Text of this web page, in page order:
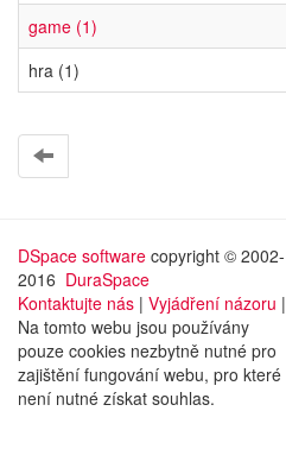
game (1)
hra (1)
DSpace software copyright © 2002-
2016 DuraSpace
Kontaktujte nás | Vyjádření názoru |
Na tomto webu jsou používány
pouze cookies nezbytně nutné pro
zajištění fungování webu, pro které
není nutné získat souhlas.